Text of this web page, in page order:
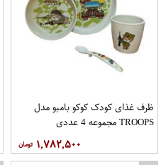
ظرف غذای کودک کوکو بامبو مدل
TROOPS مجموعه 4 عددی
۱,۷۸۲,۵۰۰